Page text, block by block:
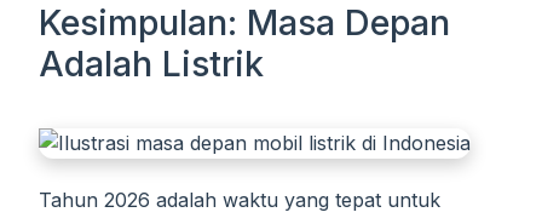
Kesimpulan: Masa Depan
Adalah Listrik
Tahun 2026 adalah waktu yang tepat untuk